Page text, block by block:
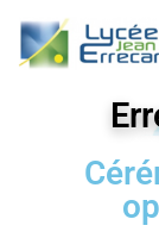
Aller